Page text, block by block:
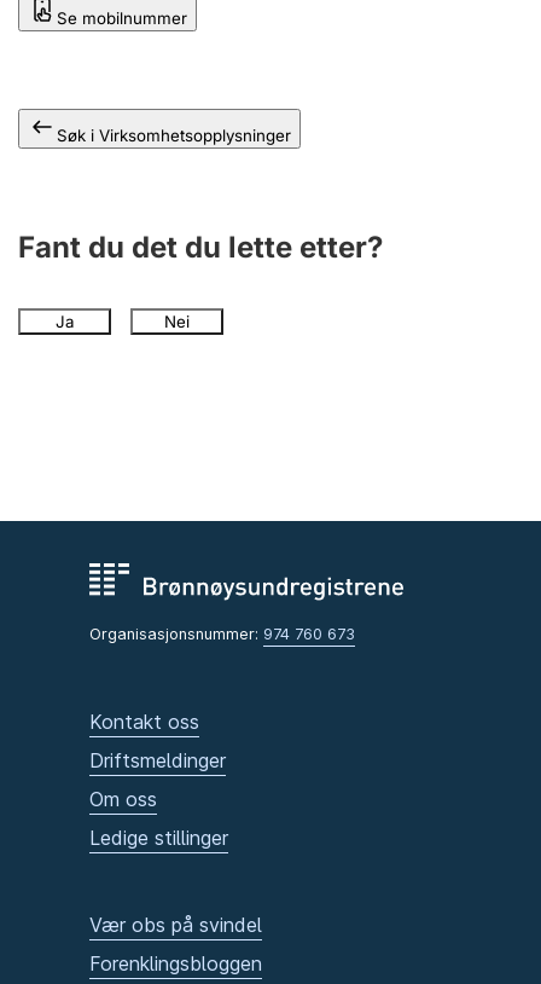
Se mobilnummer
Søk i Virksomhetsopplysninger
Fant du det du lette etter?
Ja Nei
Organisasjonsnummer: 974 760 673
Kontakt oss
Driftsmeldinger
Om oss
Ledige stillinger
Vær obs på svindel
Forenklingsbloggen